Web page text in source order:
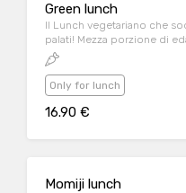
Green lunch
Il Lunch vegetariano che
palati! Mezza porzione di
2 avocado nigiri, 1 roll
zucca fritta
Only for lunch
16.90 €
Momiji lunch